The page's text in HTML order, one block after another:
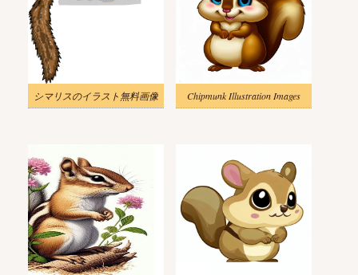
シマリスのイラスト無料画像 Chipmunk Illustration Images